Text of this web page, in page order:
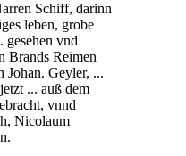
Schiff, darinn
leben, grobe
gesehen vnd
Brands Reimen
Johan. Geyler, ...
... auß dem
vnnd
Nicolaum